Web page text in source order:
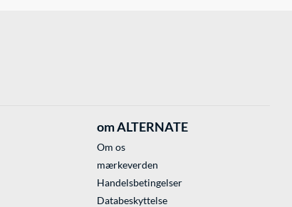
om ALTERNATE
Om os
mærkeverden
Handelsbetingelser
Databeskyttelse